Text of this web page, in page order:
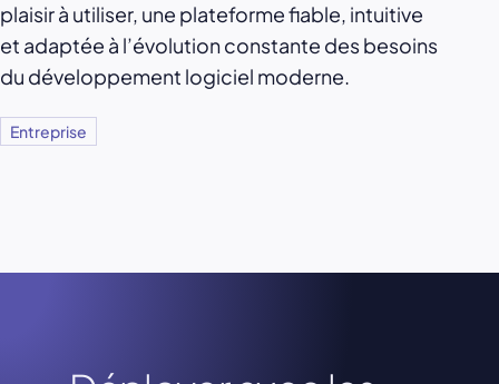
plaisir à utiliser, une plateforme fiable, intuitive
et adaptée à l’évolution constante des besoins
du développement logiciel moderne.
Entreprise